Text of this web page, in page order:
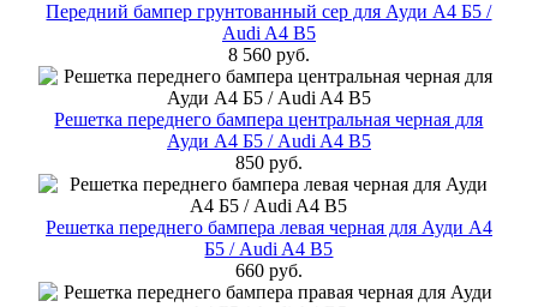
Передний бампер грунтованный сер для Ауди А4 Б5 /
Audi A4 B5
8 560 руб.
Решетка переднего бампера центральная черная для
Ауди А4 Б5 / Audi A4 B5
850 руб.
Решетка переднего бампера левая черная для Ауди А4
Б5 / Audi A4 B5
660 руб.